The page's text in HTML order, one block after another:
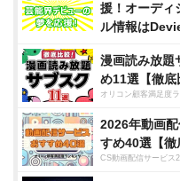
援！オーディ
ル情報は
漫画読み放題
め11選【徹底
オリコン顧客満足度
2026年動画
すめ40選【徹
CS動画配信サービス